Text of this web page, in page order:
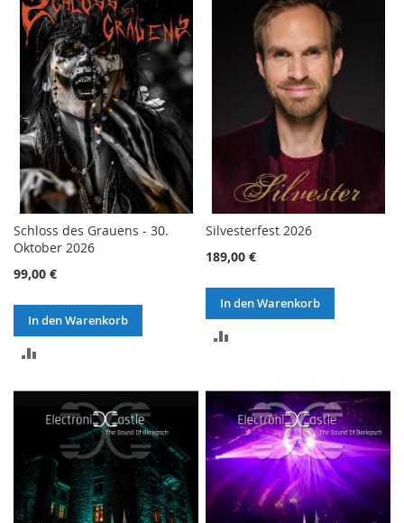
HINZUFÜGEN
HINZUFÜGEN
Schloss des Grauens - 30.
Oktober 2026
99,00 €
In den Warenkorb
HINZUFÜGEN
Silvesterfest 2026
189,00 €
In den Warenkorb
HINZUFÜGEN